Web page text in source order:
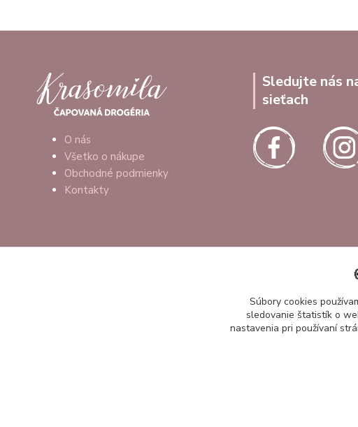
O nás
Všetko o nákupe
Obchodné podmienky
Kontakty
Sledujte nás
sieťach
Súbory cookies
sledovanie štatistík o
nastavenia pri používaní